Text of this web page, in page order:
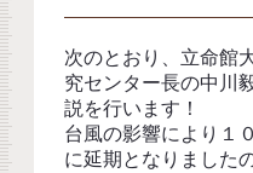
次のとおり、立命館
究センター長の中川
説を行います！
台風の影響により１
に延期となりました